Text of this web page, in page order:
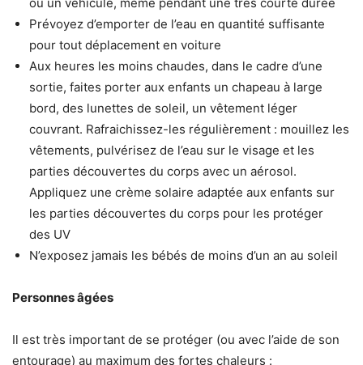
ou un véhicule, même pendant une très courte durée
Prévoyez d’emporter de l’eau en quantité suffisante
pour tout déplacement en voiture
Aux heures les moins chaudes, dans le cadre d’une
sortie, faites porter aux enfants un chapeau à large
bord, des lunettes de soleil, un vêtement léger
couvrant. Rafraichissez-les régulièrement : mouillez les
vêtements, pulvérisez de l’eau sur le visage et les
parties découvertes du corps avec un aérosol.
Appliquez une crème solaire adaptée aux enfants sur
les parties découvertes du corps pour les protéger
des UV
N’exposez jamais les bébés de moins d’un an au soleil
Personnes âgées
Il est très important de se protéger (ou avec l’aide de son
entourage) au maximum des fortes chaleurs :